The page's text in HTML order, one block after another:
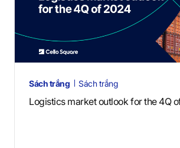
Sách trắng Sách trắng
Logistics market outlook for the 4Q